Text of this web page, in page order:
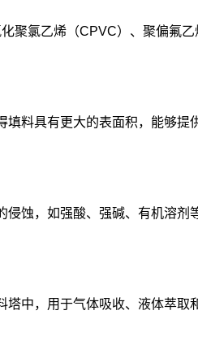
聚氯乙烯（CPVC）、聚偏氟
料具有更大的表面积，能够
蚀，如强酸、强碱、有机溶
中，用于气体吸收、液体萃